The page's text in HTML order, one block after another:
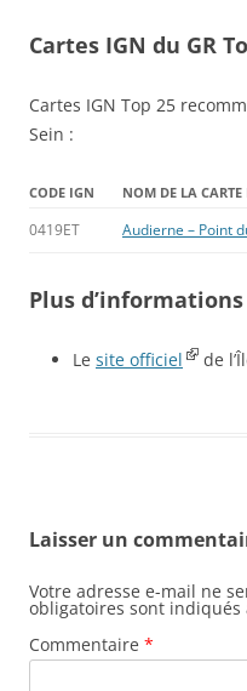
Cartes IGN du GR
Cartes IGN Top 25
Sein :
CODE IGN NOM DE LA CARTE
0419ET Audierne – Point
Plus d’informations
Le site officiel de
Laisser un
Votre adresse e-mail ne
obligatoires sont indiqués
Commentaire *